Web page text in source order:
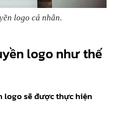
logo cá nhân.
logo như thế
logo sẽ được thực hiện